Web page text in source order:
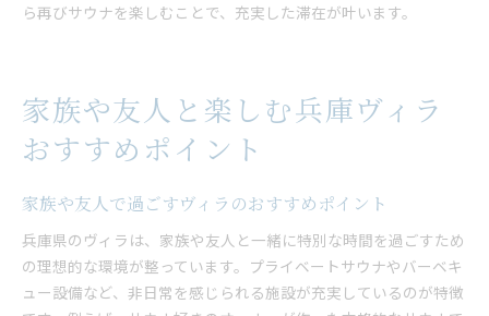
ら再びサウナを楽しむことで、充実した滞在が叶います。
家族や友人と楽しむ兵庫ヴィラ
おすすめポイント
家族や友人で過ごすヴィラのおすすめポイント
兵庫県のヴィラは、家族や友人と一緒に特別な時間を過ごすため
の理想的な環境が整っています。プライベートサウナやバーベキ
ュー設備など、非日常を感じられる施設が充実しているのが特徴